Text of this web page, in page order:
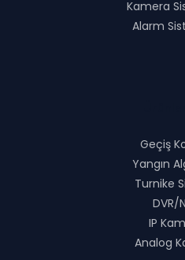
Kamera
Alarm
Geçiş
Yangın
Turnike
DVR/
IP
Analog